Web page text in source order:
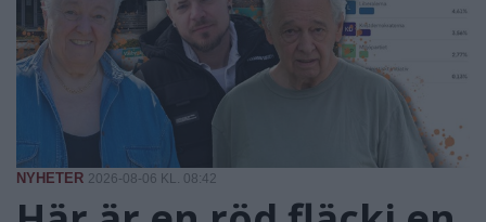
NYHETER 2026-08-06 KL. 08:42